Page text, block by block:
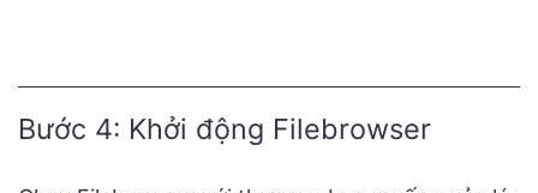
Bước 4: Khởi động Filebrowser